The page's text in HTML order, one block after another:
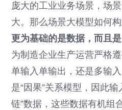
庞大的工业业务场景，场
大。那么场景大模型如何
更为基础的是数据，而且
为制造企业生产运营严格
单输入单输出，还是多输
是“因果”关系模型，因此
链”数据，这些数据有机组